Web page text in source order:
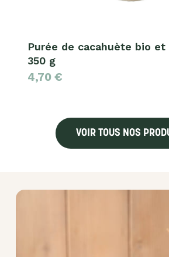
Purée de cacahuète bio
350 g
4,70 €
VOIR TOUS NOS